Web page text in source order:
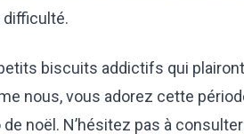
difficulté.
biscuits addictifs qui
nous, vous adorez cette
de noël. N’hésitez pas à